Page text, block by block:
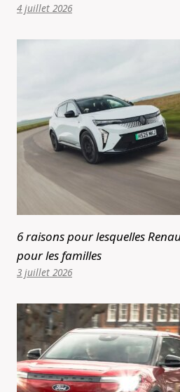
4 juillet 2026
6 raisons pour lesquelles
pour les familles
3 juillet 2026